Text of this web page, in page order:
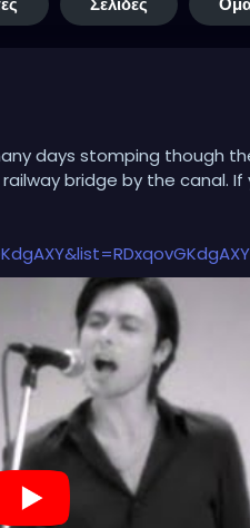
days stomping though
bridge by the canal. If